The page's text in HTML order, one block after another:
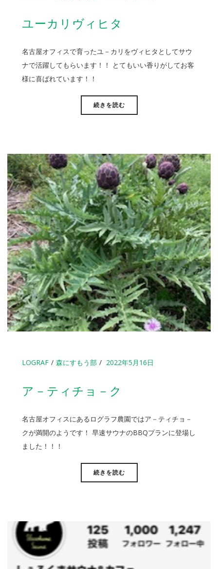
ユーカリヴィヒタ
名古屋オフィスで育ったユ－カリをヴィヒタとしてサウ
ナで活躍してもらいます！！ とてもいい香りがしてお客
様に喜ばれています！！
続きを読む
LOGRAF 森にすもう部 2022年5月16日
ア－ティチョ－ク
名古屋オフィスにあるログラフ農園ではア－ティチョ－
クが満開のようです！ 早速サウナのBBQプランに登場し
ました！！！
続きを読む